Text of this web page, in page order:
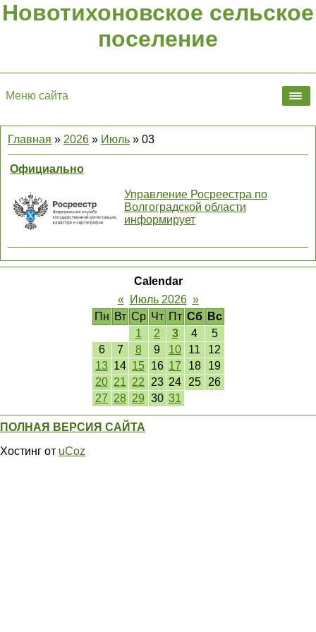
Новотихоновское сельское
поселение
Меню сайта
Главная » 2026 » Июль » 03
Официально
Управление Росреестра по
Волгоградской области
информирует
Calendar
«
Июль 2026 »
Пн Вт Ср Чт Пт Сб
Вс
1
2 3 4
5
6
7 8 9 10 11
12
13 14 15 16 17 18
19
20 21 22 23 24 25
26
27 28 29 30 31
ПОЛНАЯ ВЕРСИЯ САЙТА
Хостинг от uCoz